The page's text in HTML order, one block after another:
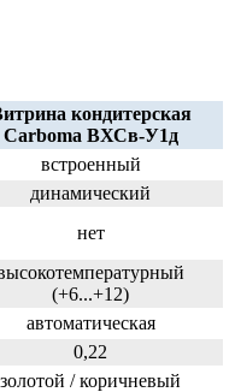
кондитерская
Carboma ВХСв-У1д
встроенный
динамический
нет
(+6...+12)
автоматическая
0,22
золотой / коричневый